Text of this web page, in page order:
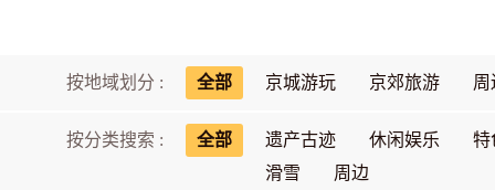
按地域划分 : 全部 京城游玩 京郊旅游 周
按分类搜索 : 全部 遗产古迹 休闲娱乐
特
滑雪
周边